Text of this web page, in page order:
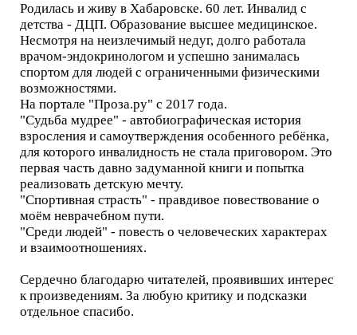
Родилась и живу в Хабаровске. 60 лет. Инвалид с
детства - ДЦП. Образование высшее медицинское.
Несмотря на неизлечимый недуг, долго работала
врачом-эндокринологом и успешно занималась
спортом для людей с ограниченными физическими
возможностями.
На портале "Проза.ру" с 2017 года.
"Судьба мудрее" - автобиографическая история
взросления и самоутверждения особенного ребёнка,
для которого инвалидность не стала приговором. Это
первая часть давно задуманной книги и попытка
реализовать детскую мечту.
"Спортивная страсть" - правдивое повествование о
моём неврачебном пути.
"Среди людей" - повесть о человеческих характерах
и взаимоотношениях.
Сердечно благодарю читателей, проявивших интерес
к произведениям. За любую критику и подсказки
отдельное спасибо.